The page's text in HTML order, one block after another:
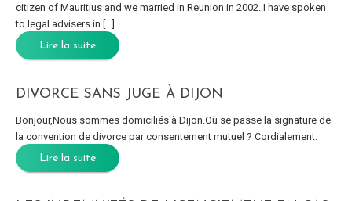
citizen of Mauritius and we married in Reunion in 2002. I have spoken
to legal advisers in […]
Lire la suite
DIVORCE SANS JUGE À DIJON
Bonjour,Nous sommes domiciliés à Dijon.Où se passe la signature de
la convention de divorce par consentement mutuel ? Cordialement.
Lire la suite